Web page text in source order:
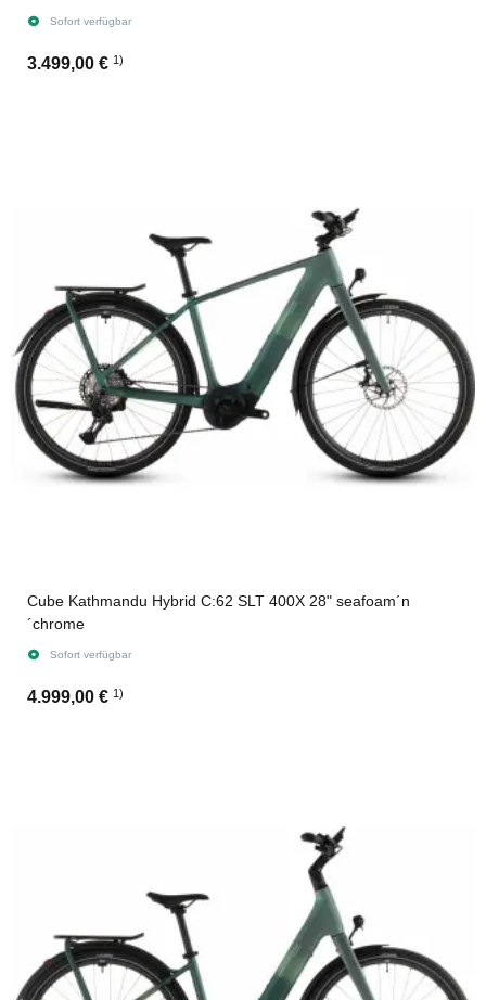
Sofort verfügbar
3.499,00 € 1)
Cube Kathmandu Hybrid C:62 SLT 400X 28" seafoam´n
´chrome
Sofort verfügbar
4.999,00 € 1)